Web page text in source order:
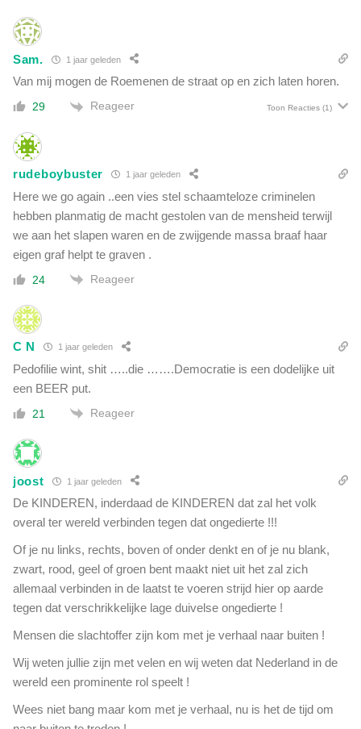
Sam. 1 jaar geleden
Van mij mogen de Roemenen de straat op en zich laten horen.
29 Reageer Toon Reacties (1)
rudeboybuster 1 jaar geleden
Here we go again ..een vies stel schaamteloze criminelen
hebben planmatig de macht gestolen van de mensheid terwijl
we aan het slapen waren en de zwijgende massa braaf haar
eigen graf helpt te graven .
24 Reageer
C N 1 jaar geleden
Pedofilie wint, shit …..die …….Democratie is een dodelijke uit
een BEER put.
21 Reageer
joost 1 jaar geleden
De KINDEREN, inderdaad de KINDEREN dat zal het volk
overal ter wereld verbinden tegen dat ongedierte !!!
Of je nu links, rechts, boven of onder denkt en of je nu blank,
zwart, rood, geel of groen bent maakt niet uit het zal zich
allemaal verbinden in de laatst te voeren strijd hier op aarde
tegen dat verschrikkelijke lage duivelse ongedierte !
Mensen die slachtoffer zijn kom met je verhaal naar buiten !
Wij weten jullie zijn met velen en wij weten dat Nederland in de
wereld een prominente rol speelt !
Wees niet bang maar kom met je verhaal, nu is het de tijd om